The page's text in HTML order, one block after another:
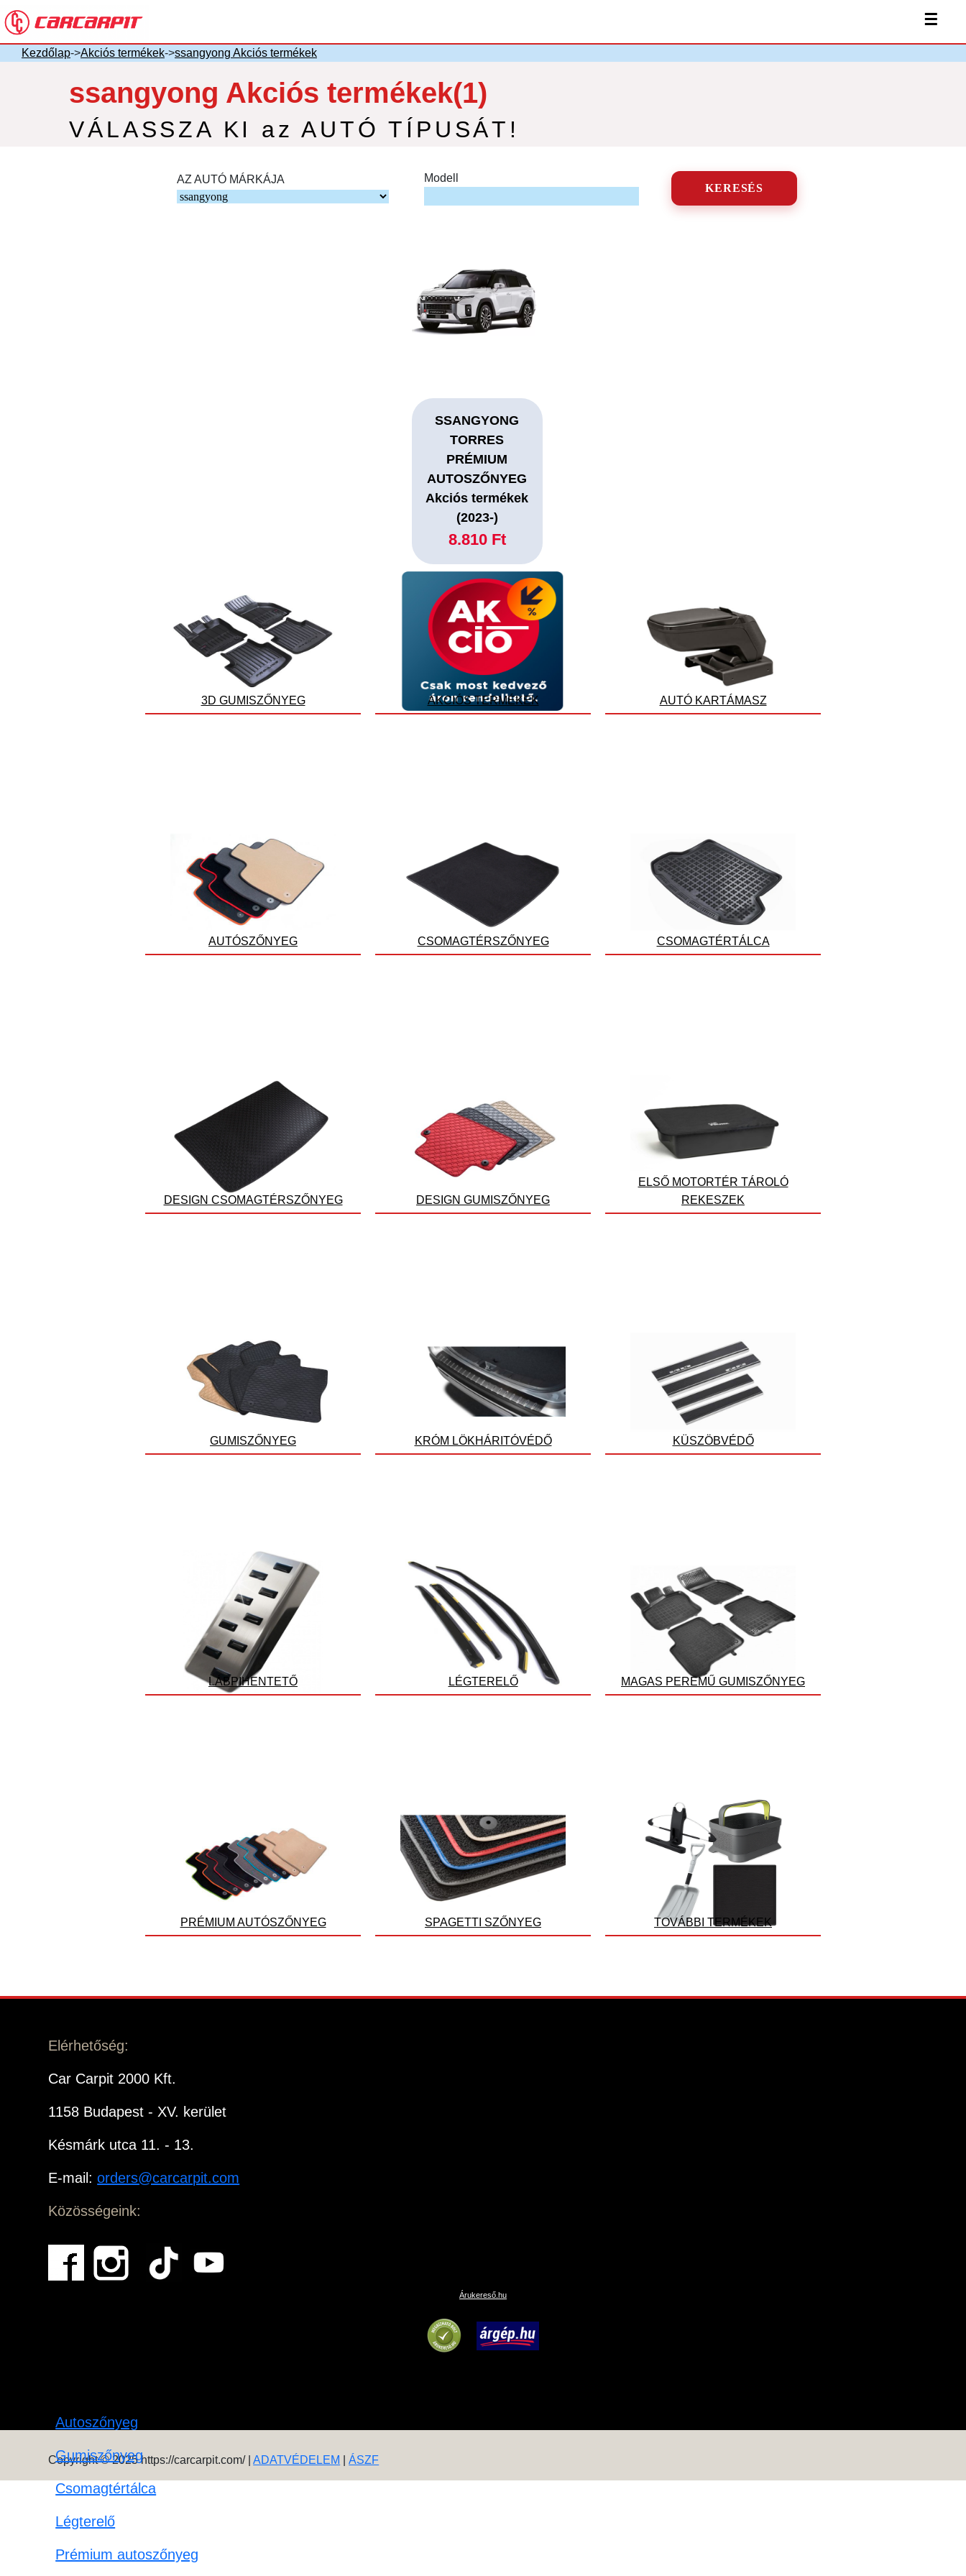
☰
Kezdőlap->Akciós termékek->ssangyong Akciós termékek
ssangyong Akciós termékek(1)
VÁLASSZA KI az AUTÓ TÍPUSÁT!
AZ AUTÓ MÁRKÁJA
Modell
KERESÉS
SSANGYONG
TORRES
PRÉMIUM
AUTOSZŐNYEG
Akciós termékek
(2023-)
8.810 Ft
3D GUMISZŐNYEG AKCIÓS TERMÉKEK AUTÓ KARTÁMASZ
AUTÓSZŐNYEG CSOMAGTÉRSZŐNYEG CSOMAGTÉRTÁLCA
DESIGN CSOMAGTÉRSZŐNYEG DESIGN GUMISZŐNYEG
ELSŐ MOTORTÉR TÁROLÓ
REKESZEK
GUMISZŐNYEG KRÓM LÖKHÁRITÓVÉDŐ KÜSZÖBVÉDŐ
LÁBPIHENTETŐ LÉGTERELŐ MAGAS PEREMŰ GUMISZŐNYEG
PRÉMIUM AUTÓSZŐNYEG SPAGETTI SZŐNYEG TOVÁBBI TERMÉKEK
Elérhetőség:
Car Carpit 2000 Kft.
1158 Budapest - XV. kerület
Késmárk utca 11. - 13.
E-mail:orders@carcarpit.com
Közösségeink:
Árukereső.hu
Autoszőnyeg
Gumiszőnyeg
Csomagtértálca
Légterelő
Prémium autoszőnyeg
Copyright © 2025 https://carcarpit.com/ |ADATVÉDELEM |ÁSZF